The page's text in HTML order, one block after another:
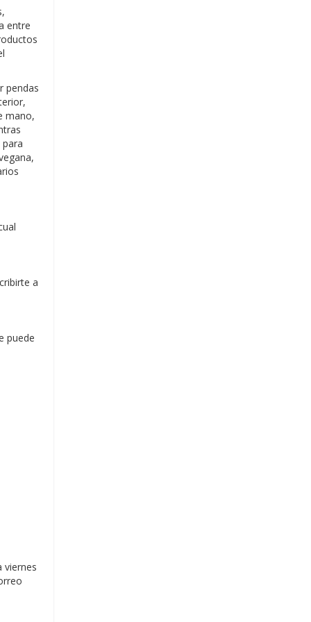
entre
pendas
mano,
a
puede
viernes